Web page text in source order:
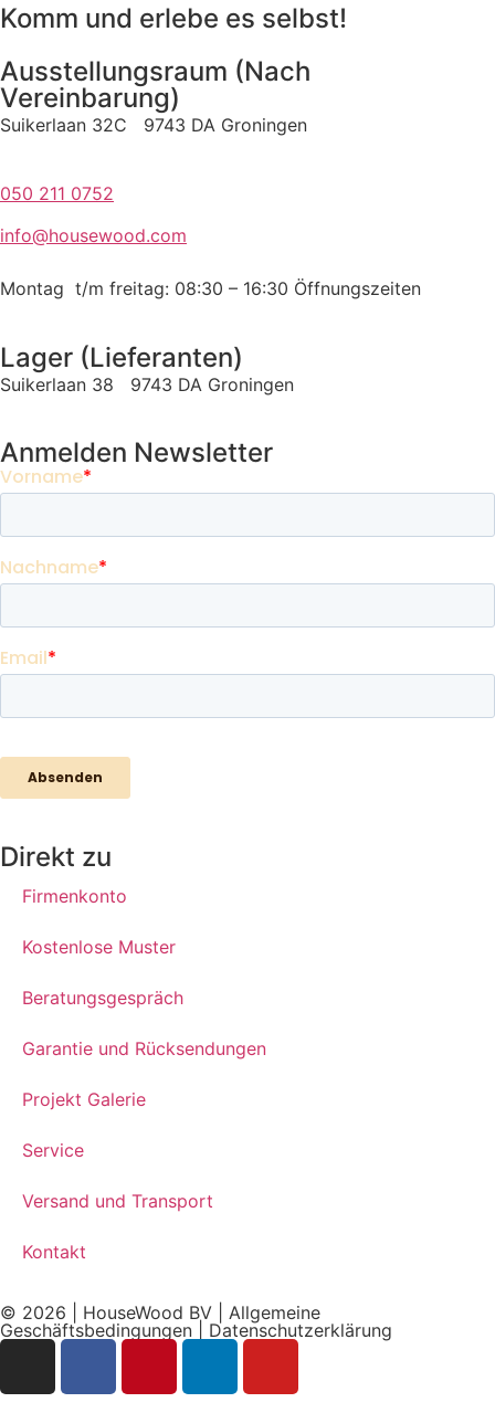
Komm und erlebe es selbst!
Ausstellungsraum (Nach
Vereinbarung)
Suikerlaan 32C 9743 DA Groningen
050 211 0752
info@housewood.com
Montag t/m freitag: 08:30 – 16:30 Öffnungszeiten
Lager (Lieferanten)
Suikerlaan 38 9743 DA Groningen
Anmelden Newsletter
Direkt zu
Firmenkonto
Kostenlose Muster
Beratungsgespräch
Garantie und Rücksendungen
Projekt Galerie
Service
Versand und Transport
Kontakt
© 2026 | HouseWood BV | Allgemeine
Geschäftsbedingungen
Datenschutzerklärung